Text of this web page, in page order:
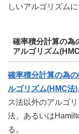
しいアルゴリズムに
確率積分計算の為
アルゴリズム
確率積分計算の為
ルゴリズム(HMC法)
ス法以外のアルゴ
法、あるいは
る。